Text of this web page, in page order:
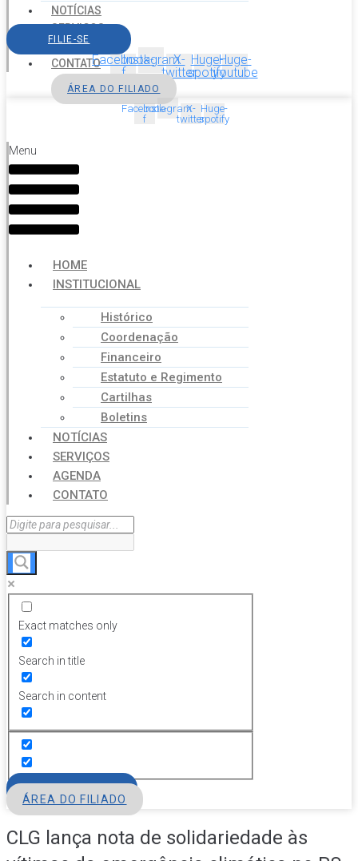
NOTÍCIAS
SERVIÇOS
AGENDA
CONTATO
FILIE-SE
Facebook-
f
InstagramX-
twitter
Huge-
spotify
Huge-
youtube
ÁREA DO FILIADO
Facebook-
f
InstagramX-
twitter
Huge-
spotify
Menu
HOME
INSTITUCIONAL
Histórico
Coordenação
Financeiro
Estatuto e Regimento
Cartilhas
Boletins
NOTÍCIAS
SERVIÇOS
AGENDA
CONTATO
Exact matches only
Search in title
Search in content
ÁREA DO FILIADO
CLG lança nota de solidariedade às